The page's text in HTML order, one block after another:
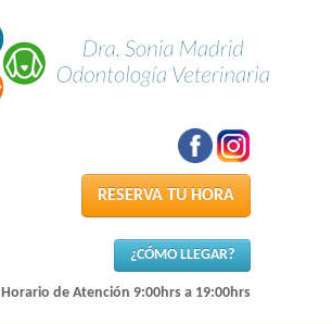
RESERVA TU HORA
¿CÓMO LLEGAR?
Horario de Atención 9:00hrs a 19:00hrs